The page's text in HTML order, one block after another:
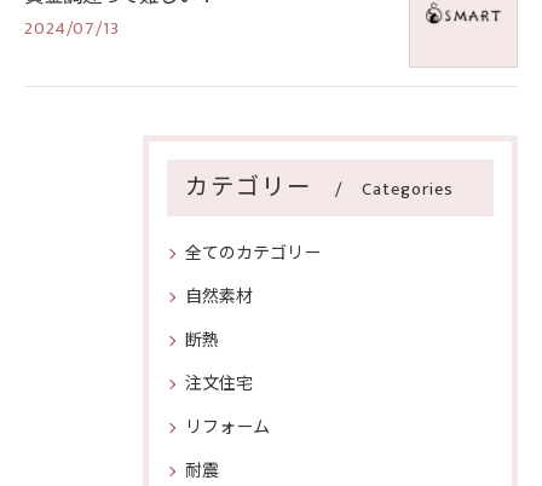
2024/07/13
カテゴリー Categories
全てのカテゴリー
自然素材
断熱
注文住宅
リフォーム
耐震